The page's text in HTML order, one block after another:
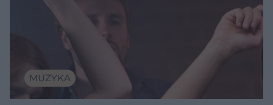
MUZYKA